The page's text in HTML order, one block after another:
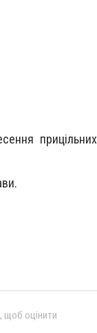
прицільних
, щоб оцінити